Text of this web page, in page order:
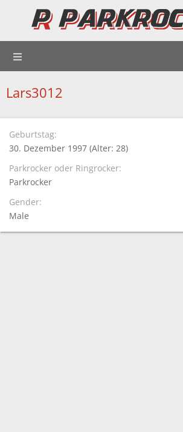
Lars3012
Geburtstag
30. Dezember 1997 (Alter: 28)
Parkrocker oder Ringrocker
Parkrocker
Gender
Male